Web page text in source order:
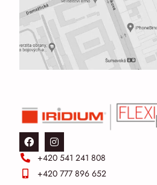
+420 541 241 808
+420 777 896 652